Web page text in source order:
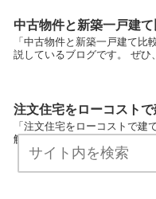
中古物件と新築一戸建て
「中古物件と新築一戸建て
説しているブログです。 ぜ
注文住宅をローコストで
「注文住宅をローコストで建
解説しているブログです。